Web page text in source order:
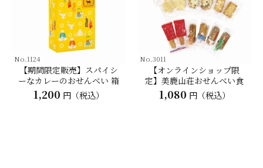
No.1124
【期間限定販売】スパイシ
ーなカレーのおせんべい 箱
入り
1,200 円（税込）
No.3011
【オンラインショップ限
定】美鹿山荘おせんべい食
べ比べセット
1,080 円（税込）